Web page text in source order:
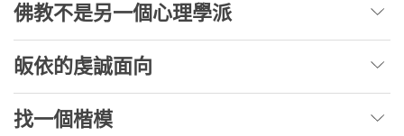
佛教不是另一個心理學派
皈依的虔誠面向
找一個楷模